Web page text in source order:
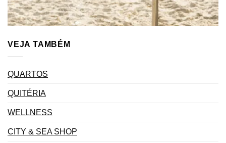
VEJA TAMBÉM
QUARTOS
QUITÉRIA
WELLNESS
CITY & SEA SHOP